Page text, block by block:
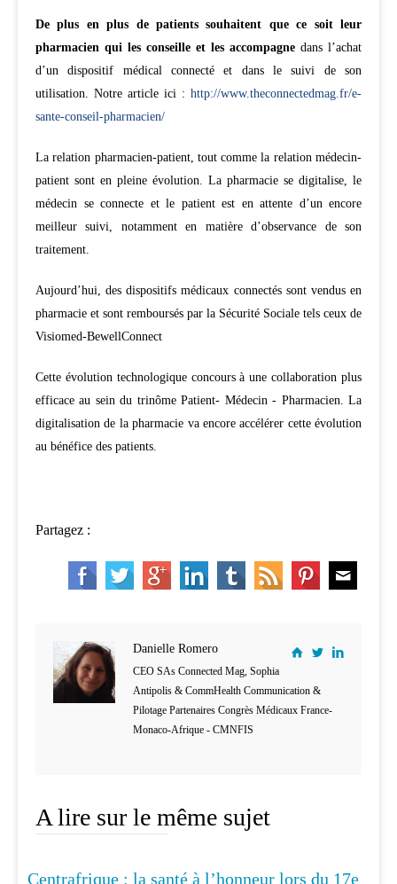
De plus en plus de patients souhaitent que ce soit leur
pharmacien qui les conseille et les accompagne dans l’achat
d’un dispositif médical connecté et dans le suivi de son
utilisation. Notre article ici : http://www.theconnectedmag.fr/e-
sante-conseil-pharmacien/
La relation pharmacien-patient, tout comme la relation médecin-
patient sont en pleine évolution. La pharmacie se digitalise, le
médecin se connecte et le patient est en attente d’un encore
meilleur suivi, notamment en matière d’observance de son
traitement.
Aujourd’hui, des dispositifs médicaux connectés sont vendus en
pharmacie et sont remboursés par la Sécurité Sociale tels ceux de
Visiomed-BewellConnect
Cette évolution technologique concours à une collaboration plus
efficace au sein du trinôme Patient- Médecin - Pharmacien. La
digitalisation de la pharmacie va encore accélérer cette évolution
au bénéfice des patients.
Partagez :
Danielle Romero
CEO SAs Connected Mag, Sophia
Antipolis & CommHealth Communication &
Pilotage Partenaires Congrès Médicaux France-
Monaco-Afrique - CMNFIS
A lire sur le même sujet
Centrafrique : la santé à l’honneur lors du 17e